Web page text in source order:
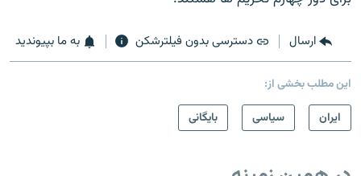
ارسال دسترسی بدون فیلترشکن به ما بپیوندید
این مطلب بخشی از:
ايران
سیاسی بایگانی